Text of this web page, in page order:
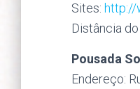
Sites: http://
Distância
Pousada
Endereço: